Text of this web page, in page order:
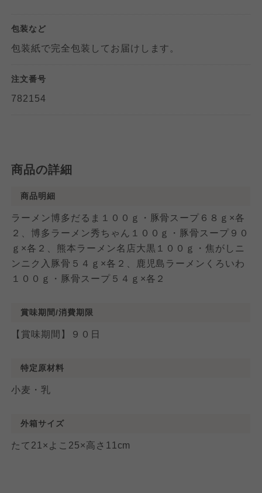
包装など
包装紙で完全包装してお届けします。
注文番号
782154
商品の詳細
商品明細
ラーメン博多だるま１００ｇ・豚骨スープ６８ｇ×各
２、博多ラーメン秀ちゃん１００ｇ・豚骨スープ９０
ｇ×各２、熊本ラーメン名店大黒１００ｇ・焦がしニ
ンニク入豚骨５４ｇ×各２、鹿児島ラーメンくろいわ
１００ｇ・豚骨スープ５４ｇ×各２
賞味期間/消費期限
【賞味期間】９０日
特定原材料
小麦・乳
外箱サイズ
たて21×よこ25×高さ11cm